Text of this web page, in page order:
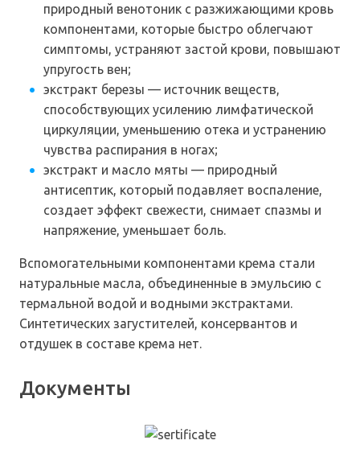
природный венотоник с разжижающими кровь
компонентами, которые быстро облегчают
симптомы, устраняют застой крови, повышают
упругость вен;
экстракт березы — источник веществ,
способствующих усилению лимфатической
циркуляции, уменьшению отека и устранению
чувства распирания в ногах;
экстракт и масло мяты — природный
антисептик, который подавляет воспаление,
создает эффект свежести, снимает спазмы и
напряжение, уменьшает боль.
Вспомогательными компонентами крема стали
натуральные масла, объединенные в эмульсию с
термальной водой и водными экстрактами.
Синтетических загустителей, консервантов и
отдушек в составе крема нет.
Документы